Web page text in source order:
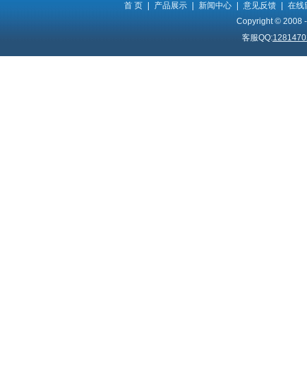
首 页 产品展示 新闻中心 意见反馈
在线
Copyright © 2008
客服QQ: